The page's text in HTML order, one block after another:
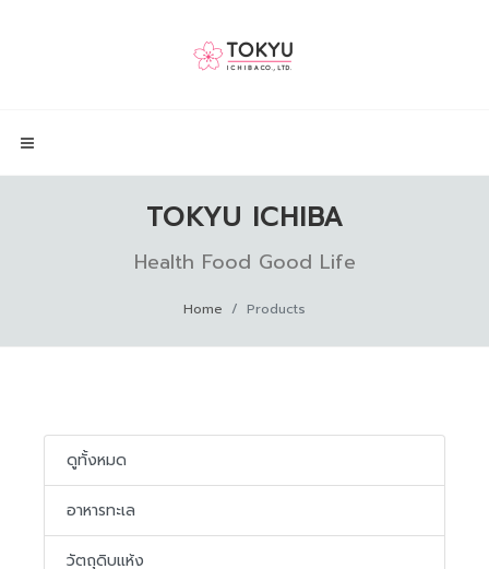
TOKYU ICHIBA
Health Food Good Life
Home Products
ดูทั้งหมด
อาหารทะเล
วัตถุดิบแห้ง